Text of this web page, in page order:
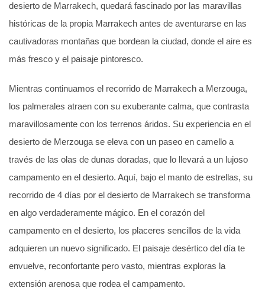
desierto de Marrakech, quedará fascinado por las maravillas
históricas de la propia Marrakech antes de aventurarse en las
cautivadoras montañas que bordean la ciudad, donde el aire es
más fresco y el paisaje pintoresco.
Mientras continuamos el recorrido de Marrakech a Merzouga,
los palmerales atraen con su exuberante calma, que contrasta
maravillosamente con los terrenos áridos. Su experiencia en el
desierto de Merzouga se eleva con un paseo en camello a
través de las olas de dunas doradas, que lo llevará a un lujoso
campamento en el desierto. Aquí, bajo el manto de estrellas, su
recorrido de 4 días por el desierto de Marrakech se transforma
en algo verdaderamente mágico. En el corazón del
campamento en el desierto, los placeres sencillos de la vida
adquieren un nuevo significado. El paisaje desértico del día te
envuelve, reconfortante pero vasto, mientras exploras la
extensión arenosa que rodea el campamento.